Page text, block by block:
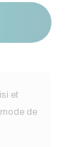
et
de